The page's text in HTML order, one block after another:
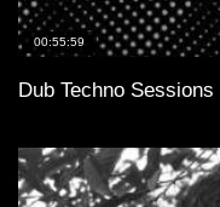
00:55:59
Dub Techno